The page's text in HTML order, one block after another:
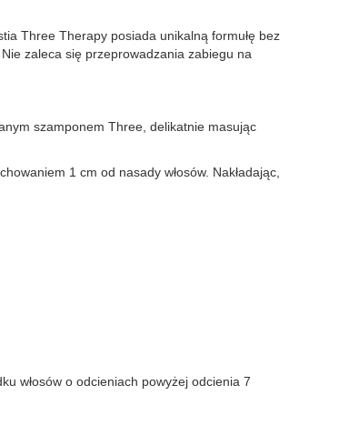
Three Therapy posiada unikalną formułę bez
zaleca się przeprowadzania zabiegu na
szamponem Three, delikatnie masując
1 cm od nasady włosów. Nakładając,
włosów o odcieniach powyżej odcienia 7